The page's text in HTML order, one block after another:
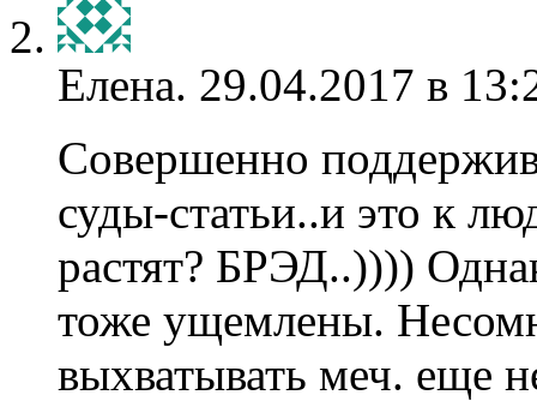
Елена. 29.04.2017 в
Совершенно
суды-статьи..и это к
растят? БРЭД..))))
тоже ущемлены.
выхватывать меч. еще